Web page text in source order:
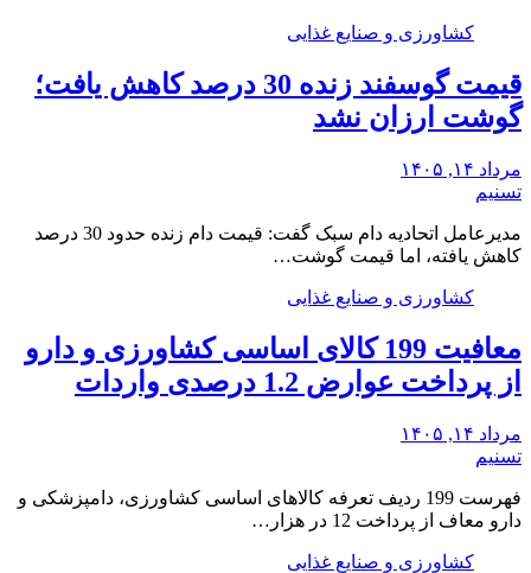
کشاورزی و صنایع غذایی
قیمت گوسفند زنده 30 درصد کاهش یافت؛
گوشت ارزان نشد
مرداد ۱۴, ۱۴۰۵
تسنیم
مدیرعامل اتحادیه دام سبک گفت: قیمت دام زنده حدود 30 درصد
کاهش یافته، اما قیمت گوشت…
کشاورزی و صنایع غذایی
معافیت 199 کالای اساسی کشاورزی و دارو
از پرداخت عوارض 1.2 درصدی واردات
مرداد ۱۴, ۱۴۰۵
تسنیم
فهرست 199 ردیف تعرفه کالاهای اساسی کشاورزی، دامپزشکی و
دارو معاف از پرداخت 12 در هزار…
کشاورزی و صنایع غذایی